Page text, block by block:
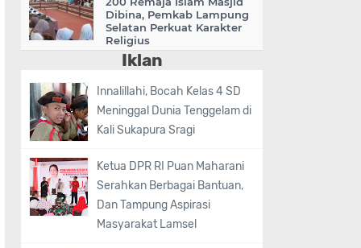
Dibina, Pemkab Lampung
Selatan Perkuat Karakter
Religius
Iklan
Innalillahi, Bocah Kelas 4 SD
Meninggal Dunia Tenggelam di
Kali Sukapura Sragi
Ketua DPR RI Puan Maharani
Serahkan Berbagai Bantuan,
Dan Tampung Aspirasi
Masyarakat Lamsel